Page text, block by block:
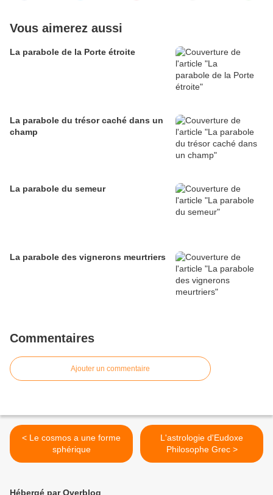
Vous aimerez aussi
La parabole de la Porte étroite
La parabole du trésor caché dans un
champ
La parabole du semeur
La parabole des vignerons meurtriers
Commentaires
Ajouter un commentaire
< Le cosmos a une forme
sphérique
L'astrologie d'Eudoxe
Philosophe Grec >
Hébergé par Overblog